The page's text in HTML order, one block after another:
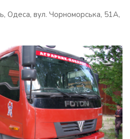
Одеса, вул. Чорноморська, 51А,